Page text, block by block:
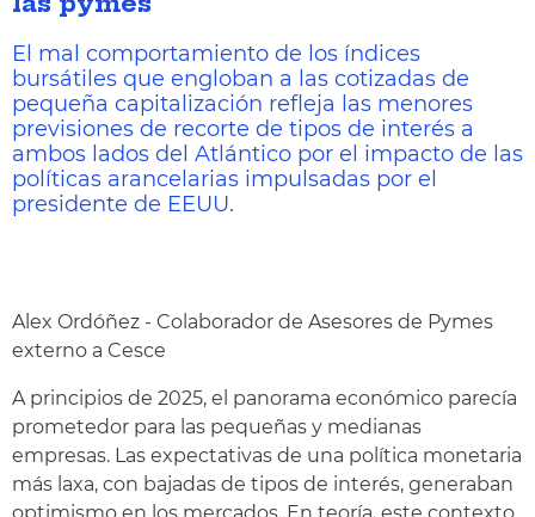
El mal comportamiento de los índices
bursátiles que engloban a las cotizadas de
pequeña capitalización refleja las menores
previsiones de recorte de tipos de interés a
ambos lados del Atlántico por el impacto de las
políticas arancelarias impulsadas por el
presidente de EEUU.
Alex Ordóñez - Colaborador de Asesores de Pymes
externo a Cesce
A principios de 2025, el panorama económico parecía
prometedor para las pequeñas y medianas
empresas. Las expectativas de una política monetaria
más laxa, con bajadas de tipos de interés, generaban